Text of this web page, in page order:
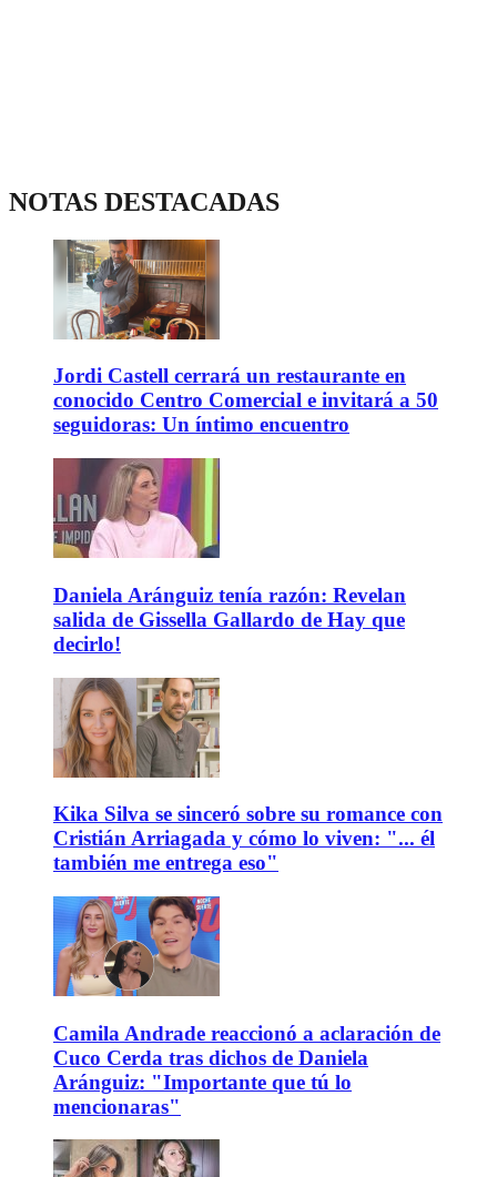
NOTAS DESTACADAS
Jordi Castell cerrará un restaurante en
conocido Centro Comercial e invitará a 50
seguidoras: Un íntimo encuentro
Daniela Aránguiz tenía razón: Revelan
salida de Gissella Gallardo de Hay que
decirlo!
Kika Silva se sinceró sobre su romance con
Cristián Arriagada y cómo lo viven: "... él
también me entrega eso"
Camila Andrade reaccionó a aclaración de
Cuco Cerda tras dichos de Daniela
Aránguiz: "Importante que tú lo
mencionaras"